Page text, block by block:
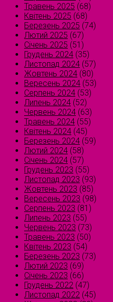
Травень 2025 (68)
Квітень 2025 (68)
Березень 2025 (74)
Лютий 2025 (67)
Січень 2025 (51)
Грудень 2024 (35)
Листопад 2024 (57)
Жовтень 2024 (80)
Вересень 2024 (53)
Серпень 2024 (53)
Липень 2024 (52)
Червень 2024 (63)
Травень 2024 (55)
Квітень 2024 (45)
Березень 2024 (59)
Лютий 2024 (58)
Січень 2024 (57)
Грудень 2023 (55)
Листопад 2023 (93)
Жовтень 2023 (85)
Вересень 2023 (98)
Серпень 2023 (81)
Липень 2023 (55)
Червень 2023 (73)
Травень 2023 (50)
Квітень 2023 (54)
Березень 2023 (73)
Лютий 2023 (69)
Січень 2023 (66)
Грудень 2022 (47)
Листопад 2022 (45)